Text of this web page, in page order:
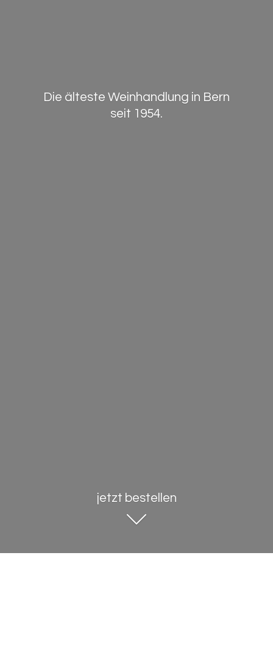
Die älteste Weinhandlung in Bern
seit 1954.
jetzt bestellen